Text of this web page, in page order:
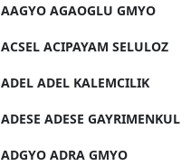
AAGYO AGAOGLU GMYO
ACSEL ACIPAYAM SELULOZ
ADEL ADEL KALEMCILIK
ADESE ADESE GAYRIMENKUL
ADGYO ADRA GMYO